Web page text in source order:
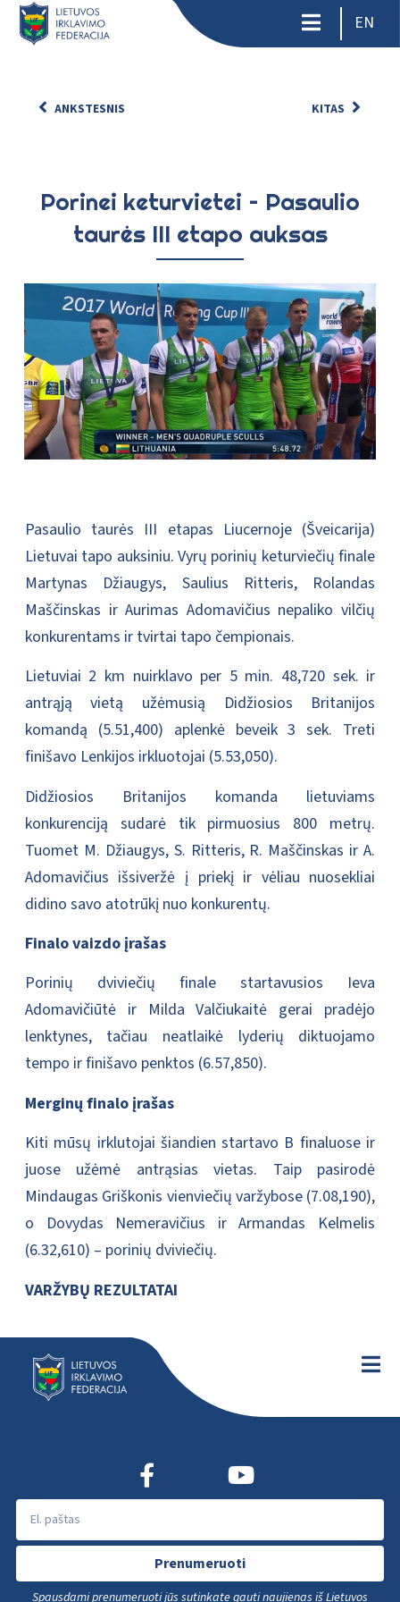
EN
ANKSTESNIS KITAS
Porinei keturvietei – Pasaulio
taurės III etapo auksas
Pasaulio taurės III etapas Liucernoje (Šveicarija)
Lietuvai tapo auksiniu. Vyrų porinių keturviečių finale
Martynas Džiaugys, Saulius Ritteris, Rolandas
Maščinskas ir Aurimas Adomavičius nepaliko vilčių
konkurentams ir tvirtai tapo čempionais.
Lietuviai 2 km nuirklavo per 5 min. 48,720 sek. ir
antrąją vietą užėmusią Didžiosios Britanijos
komandą (5.51,400) aplenkė beveik 3 sek. Treti
finišavo Lenkijos irkluotojai (5.53,050).
Didžiosios Britanijos komanda lietuviams
konkurenciją sudarė tik pirmuosius 800 metrų.
Tuomet M. Džiaugys, S. Ritteris, R. Maščinskas ir A.
Adomavičius išsiveržė į priekį ir vėliau nuosekliai
didino savo atotrūkį nuo konkurentų.
Finalo vaizdo įrašas
Porinių dviviečių finale startavusios Ieva
Adomavičiūtė ir Milda Valčiukaitė gerai pradėjo
lenktynes, tačiau neatlaikė lyderių diktuojamo
tempo ir finišavo penktos (6.57,850).
Merginų finalo įrašas
Kiti mūsų irklutojai šiandien startavo B finaluose ir
juose užėmė antrąsias vietas. Taip pasirodė
Mindaugas Griškonis vienviečių varžybose (7.08,190),
o Dovydas Nemeravičius ir Armandas Kelmelis
(6.32,610) – porinių dviviečių.
VARŽYBŲ REZULTATAI
Prenumeruoti
Spausdami prenumeruoti jūs sutinkate gauti naujienas iš Lietuvos